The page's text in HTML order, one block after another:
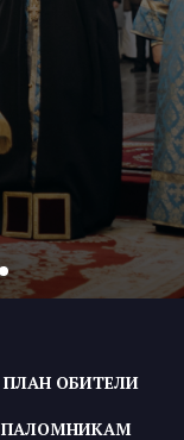
ПЛАН ОБИТЕЛИ
ПАЛОМНИКАМ